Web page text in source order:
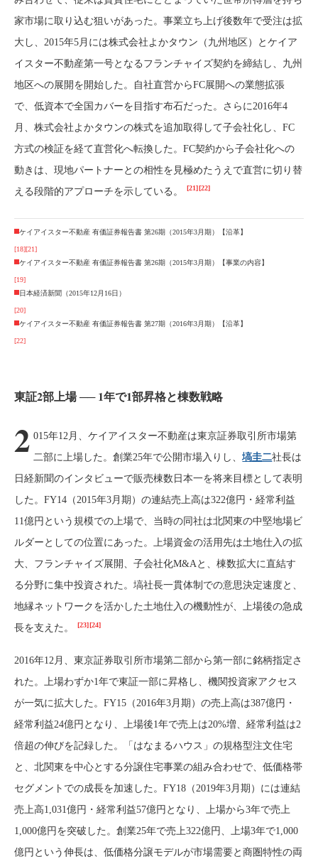
家市場に取り込む狙いがあった。事業立ち上げ後数年で受注は拡
大し、2015年5月には株式会社よかタウン（九州地区）とケイア
イスター不動産第一号となるフランチャイズ契約を締結し、九州
地区への展開を開始した。自社直営からFC展開への業態拡張
で、低資本で全国カバーを目指す布石だった。さらに2016年4
月、株式会社よかタウンの株式を追加取得して子会社化し、FC
方式の検証を経て直営化へ転換した。FC契約から子会社化への
動きは、現地パートナーとの相性を見極めたうえで直営に切り替
える段階的アプローチを示している。
[21][22]
ケイアイスター不動産 有価証券報告書 第26期（2015年3月期）【沿革】
[18][21]
ケイアイスター不動産 有価証券報告書 第26期（2015年3月期）【事業の内容】
[19]
日本経済新聞（2015年12月16日）
[20]
ケイアイスター不動産 有価証券報告書 第27期（2016年3月期）【沿革】
[22]
東証2部上場 ── 1年で1部昇格と棟数戦略
2 015年12月、ケイアイスター不動産は東京証券取引所市場第
二部に上場した。創業25年で公開市場入りし、塙圭二社長は
日経新聞のインタビューで販売棟数日本一を将来目標として表明
した。FY14（2015年3月期）の連結売上高は322億円・経常利益
11億円という規模での上場で、当時の同社は北関東の中堅地場ビ
ルダーとしての位置にあった。上場資金の活用先は土地仕入の拡
大、フランチャイズ展開、子会社化M&Aと、棟数拡大に直結す
る分野に集中投資された。塙社長一貫体制での意思決定速度と、
地縁ネットワークを活かした土地仕入の機動性が、上場後の急成
長を支えた。
[23][24]
2016年12月、東京証券取引所市場第二部から第一部に銘柄指定さ
れた。上場わずか1年で東証一部に昇格し、機関投資家アクセス
が一気に拡大した。FY15（2016年3月期）の売上高は387億円・
経常利益24億円となり、上場後1年で売上は20%増、経常利益は2
倍超の伸びを記録した。「はなまるハウス」の規格型注文住宅
と、北関東を中心とする分譲住宅事業の組み合わせで、低価格帯
セグメントでの成長を加速した。FY18（2019年3月期）には連結
売上高1,031億円・経常利益57億円となり、上場から3年で売上
1,000億円を突破した。創業25年で売上322億円、上場3年で1,000
億円という伸長は、低価格分譲モデルが市場需要と商圏特性の両